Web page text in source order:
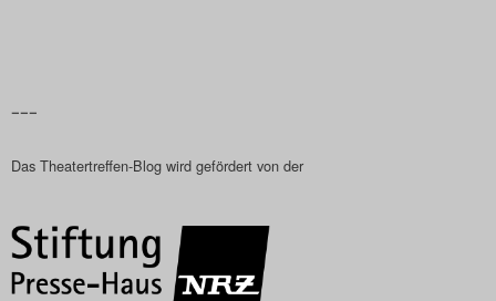
–––
Das Theatertreffen-Blog wird gefördert von der